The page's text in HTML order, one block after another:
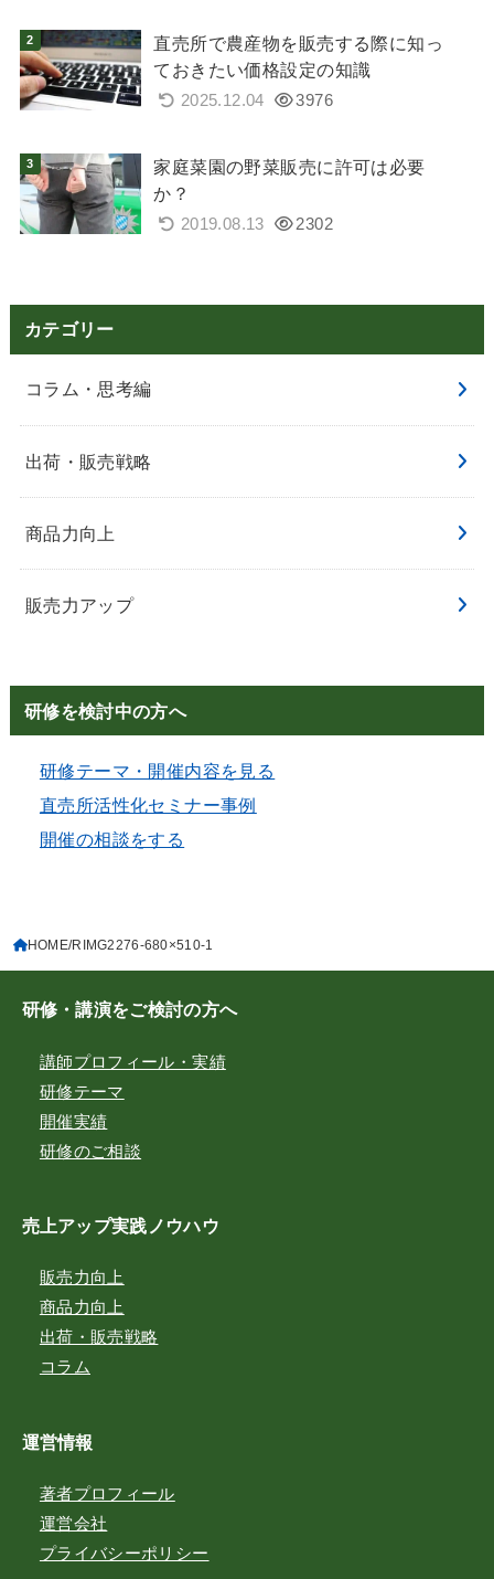
直売所で農産物を販売する際に知っ
ておきたい価格設定の知識
2025.12.04 3976
家庭菜園の野菜販売に許可は必要
か？
2019.08.13 2302
カテゴリー
コラム・思考編
出荷・販売戦略
商品力向上
販売力アップ
研修を検討中の方へ
研修テーマ・開催内容を見る
直売所活性化セミナー事例
開催の相談をする
HOME RIMG2276-680×510-1
研修・講演をご検討の方へ
講師プロフィール・実績
研修テーマ
開催実績
研修のご相談
売上アップ実践ノウハウ
販売力向上
商品力向上
出荷・販売戦略
コラム
運営情報
著者プロフィール
運営会社
プライバシーポリシー